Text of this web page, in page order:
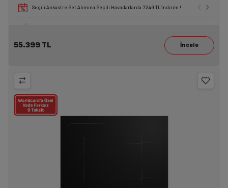
Seçili Ankastre Set Alımına Seçili Havadarlarda 7.249 TL İndirim !
55.399 TL